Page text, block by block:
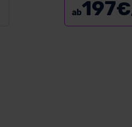
ab197€